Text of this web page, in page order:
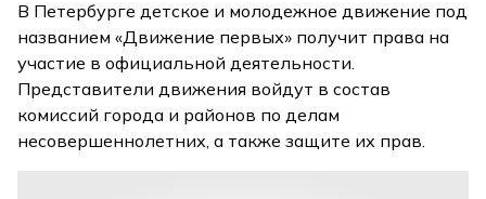
В Петербурге детское и молодежное движение под
названием «Движение первых» получит права на
участие в официальной деятельности.
Представители движения войдут в состав
комиссий города и районов по делам
несовершеннолетних, а также защите их прав.